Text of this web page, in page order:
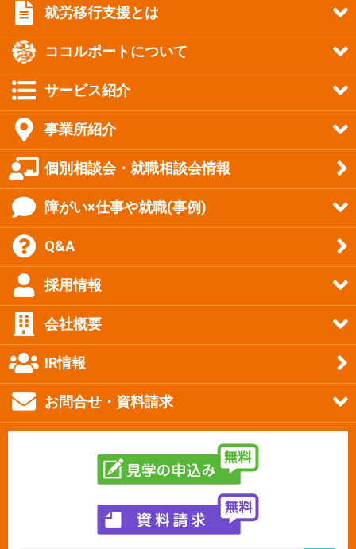
就労移行支援とは
ココルポートについて
サービス紹介
事業所紹介
個別相談会・就職相談会情報
障がい×仕事や就職(事例)
Q&A
採用情報
会社概要
IR情報
お問合せ・資料請求